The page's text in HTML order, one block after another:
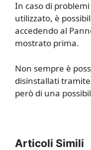
In caso di
utilizzato, è
accedendo al
mostrato prima.
Non sempre è
disinstallati
però di una
Articoli Simili